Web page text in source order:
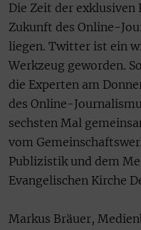
Die Zeit der exklusiven
Zukunft des Online-
liegen. Twitter ist ein
Werkzeug geworden.
die Experten am
des Online-
sechsten Mal
vom
Publizistik und dem
Evangelischen Kirche
Markus Bräuer,